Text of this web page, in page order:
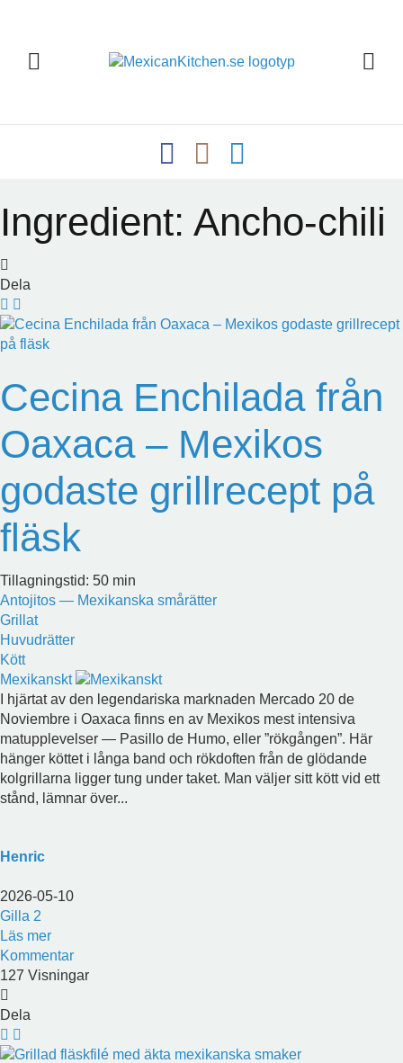
Ingredient: Ancho-chili
Dela
Cecina Enchilada från
Oaxaca – Mexikos
godaste grillrecept på
fläsk
Tillagningstid: 50 min
Antojitos — Mexikanska smårätter
Grillat
Huvudrätter
Kött
Mexikanskt
I hjärtat av den legendariska marknaden Mercado 20 de
Noviembre i Oaxaca finns en av Mexikos mest intensiva
matupplevelser — Pasillo de Humo, eller ”rökgången”. Här
hänger köttet i långa band och rökdoften från de glödande
kolgrillarna ligger tung under taket. Man väljer sitt kött vid ett
stånd, lämnar över...
Henric
2026-05-10
Gilla 2
Läs mer
Kommentar
127 Visningar
Dela